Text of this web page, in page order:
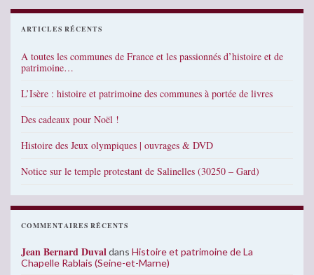
ARTICLES RÉCENTS
A toutes les communes de France et les passionnés d’histoire et de
patrimoine…
L’Isère : histoire et patrimoine des communes à portée de livres
Des cadeaux pour Noël !
Histoire des Jeux olympiques | ouvrages & DVD
Notice sur le temple protestant de Salinelles (30250 – Gard)
COMMENTAIRES RÉCENTS
Jean Bernard Duvaldans Histoire et patrimoine de La
Chapelle Rablais (Seine-et-Marne)